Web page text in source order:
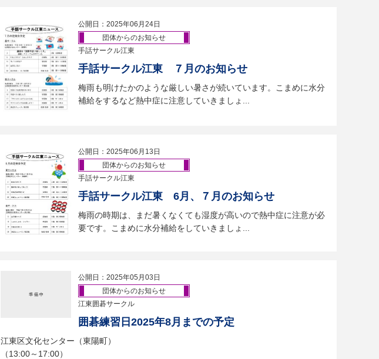
公開日：2025年06月24日
団体からのお知らせ
手話サークル江東
手話サークル江東 ７月のお知らせ
梅雨も明けたかのような厳しい暑さが続いています。こまめに水分
補給をするなど熱中症に注意していきましょ...
公開日：2025年06月13日
団体からのお知らせ
手話サークル江東
手話サークル江東 6月、７月のお知らせ
梅雨の時期は、まだ暑くなくても湿度が高いので熱中症に注意が必
要です。こまめに水分補給をしていきましょ...
公開日：2025年05月03日
団体からのお知らせ
江東囲碁サークル
囲碁練習日2025年8月までの予定
江東区文化センター（東陽町）
（13:00～17:00）